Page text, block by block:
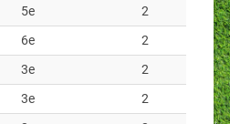
5e
2
6e
2
3e
2
3e
2